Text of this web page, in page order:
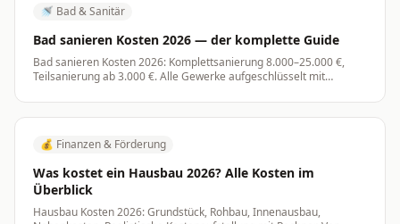
🚿 Bad & Sanitär
Bad sanieren Kosten 2026 — der komplette Guide
Bad sanieren Kosten 2026: Komplettsanierung 8.000–25.000 €,
Teilsanierung ab 3.000 €. Alle Gewerke aufgeschlüsselt mit
💰 Finanzen & Förderung
Was kostet ein Hausbau 2026? Alle Kosten im
Überblick
Hausbau Kosten 2026: Grundstück, Rohbau, Innenausbau,